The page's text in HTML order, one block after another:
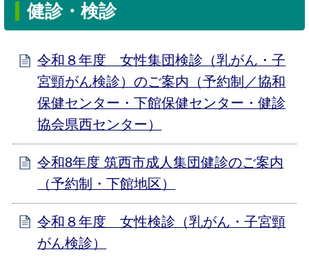
健診・検診
令和８年度 女性集団検診（乳がん・子
宮頸がん検診）のご案内（予約制／協和
保健センター・下館保健センター・健診
協会県西センター）
令和8年度 筑西市成人集団健診のご案内
（予約制・下館地区）
令和８年度 女性検診（乳がん・子宮頸
がん検診）